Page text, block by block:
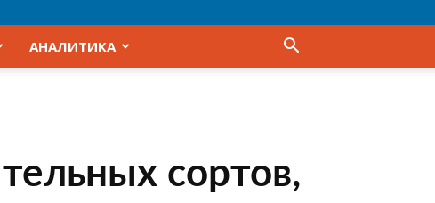
АНАЛИТИКА
сортов,